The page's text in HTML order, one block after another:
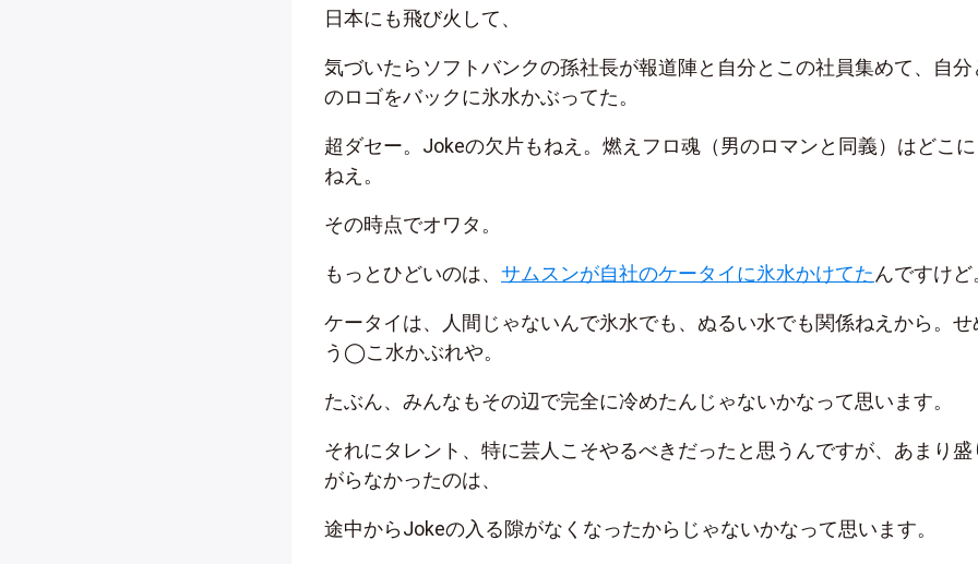
日本にも飛び火して、
気づいたらソフトバンクの孫社長が報道陣と自分とこの社員集めて、自分
のロゴをバックに氷水かぶってた。
超ダセー。Jokeの欠片もねえ。燃えフロ魂（男のロマンと同義）はどこに
ねえ。
その時点でオワタ。
もっとひどいのは、 サムスンが自社のケータイに氷水かけてたんですけど
ケータイは、人間じゃないんで氷水でも、ぬるい水でも関係ねえから。せ
う◯こ水かぶれや。
たぶん、みんなもその辺で完全に冷めたんじゃないかなって思います。
それにタレント、特に芸人こそやるべきだったと思うんですが、あまり盛
がらなかったのは、
途中からJokeの入る隙がなくなったからじゃないかなって思います。